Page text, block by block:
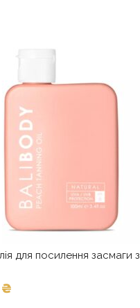
для посилення засмаги з
₴